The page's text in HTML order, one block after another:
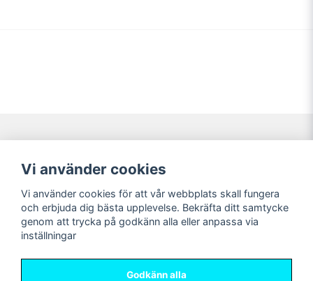
Navigering
Nyheter!
Förbeställning
Mitt konto
Logga in
Registrera dig
Glömt lösenord?
Sociala medier
Vi använder cookies
Vi använder cookies för att vår webbplats skall fungera
och erbjuda dig bästa upplevelse. Bekräfta ditt samtycke
genom att trycka på godkänn alla eller anpassa via
inställningar
Godkänn alla